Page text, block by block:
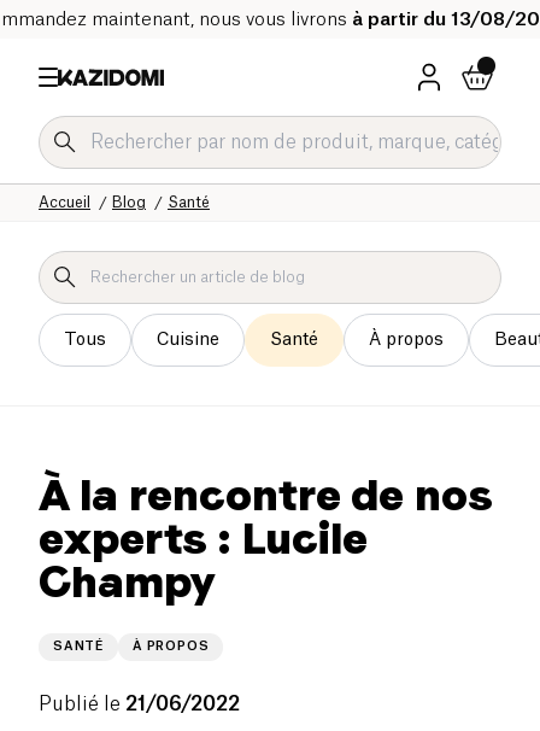
maintenant, nous vous livrons à partir du 13/08/
Santé
Blog
Accueil
Tous Cuisine Santé À propos
À la rencontre de nos
experts : Lucile
Champy
SANTÉ À PROPOS
Publié le 21/06/2022